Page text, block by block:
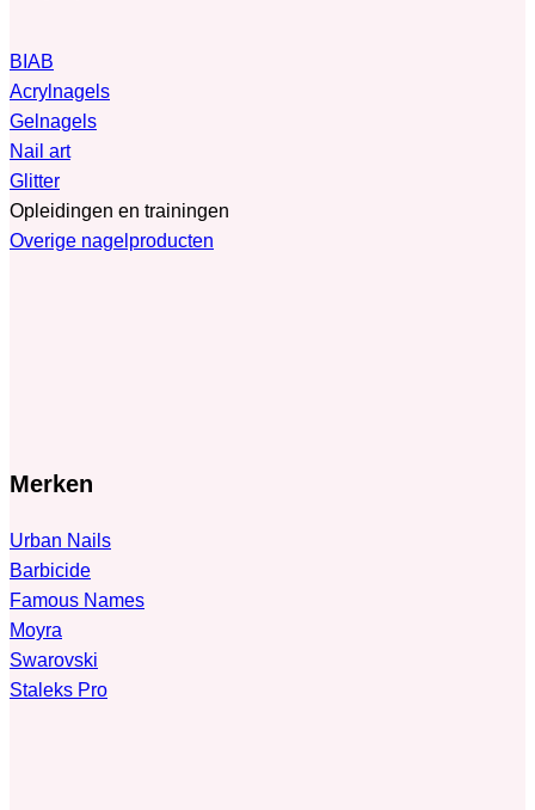
BIAB
Acrylnagels
Gelnagels
Nail art
Glitter
Opleidingen en trainingen
Overige nagelproducten
Merken
Urban Nails
Barbicide
Famous Names
Moyra
Swarovski
Staleks Pro